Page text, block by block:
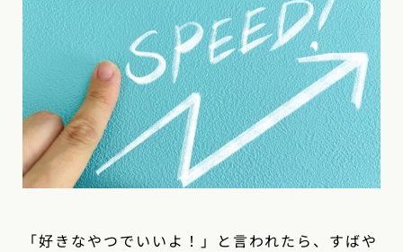
「好きなやつでいいよ！」と言われたら、すばや